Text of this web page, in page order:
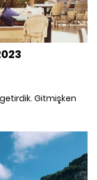
Gitmişken